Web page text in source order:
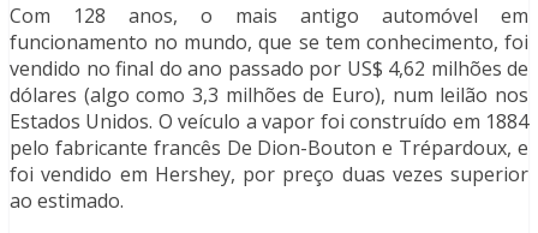
Com 128 anos, o mais antigo automóvel em
funcionamento no mundo, que se tem conhecimento, foi
vendido no final do ano passado por US$ 4,62 milhões de
dólares (algo como 3,3 milhões de Euro), num leilão nos
Estados Unidos. O veículo a vapor foi construído em 1884
pelo fabricante francês De Dion-Bouton e Trépardoux, e
foi vendido em Hershey, por preço duas vezes superior
ao estimado.